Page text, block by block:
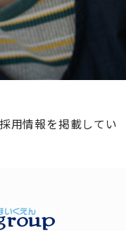
用情報を掲載してい